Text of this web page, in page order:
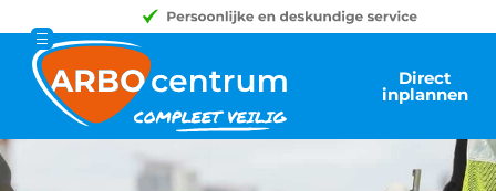
Direct
inplannen